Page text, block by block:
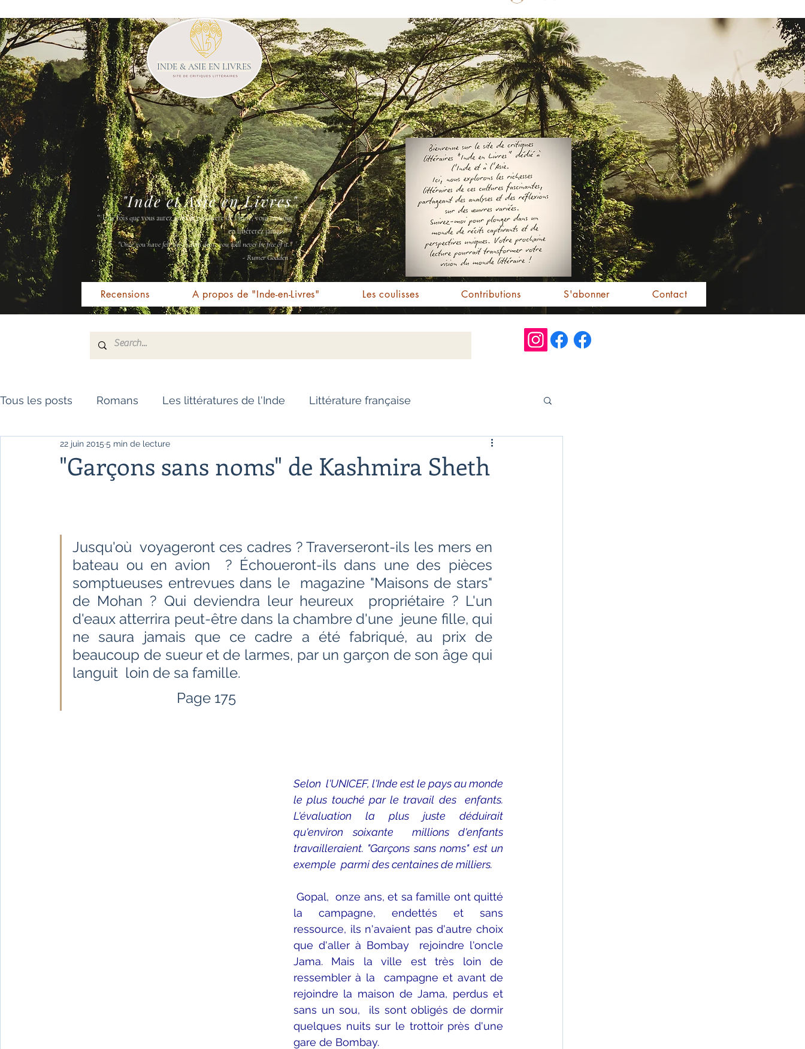
INDE & ASIE EN LIVRES
"Une fois que vous aurez senti la poussière de l'Inde, vous ne vous
en libérerez jamais " -
"Once you have felt the Indian dust, you will never be free of it."
- Rumer Godden -
"Inde et Asie en Livres"
Recensions A propos de "Inde-en-Livres" Les coulisses Contributions S'abonner Contact
Tous les posts Romans Les littératures de l'Inde Littérature française
Livres de référence Dictionnaire
Fêtes indiennes Spiritualité Ayurveda Bien-être Littérature hindi
Littérature tamoule Littérature bengali Littérature malayalam Littérature pendjabi
L'Inde vue par l'Occident Yoga Histoire de l'Inde par les livres
"Garçons sans noms" de Kashmira Sheth
22 juin 2015 5 min de lecture
Jusqu'où  voyageront ces cadres ? Traverseront-ils les mers en
bateau ou en avion  ? Échoueront-ils dans une des pièces
somptueuses entrevues dans le  magazine "Maisons de stars"
de Mohan ? Qui deviendra leur heureux  propriétaire ? L'un
d'eaux atterrira peut-être dans la chambre d'une  jeune fille, qui
ne saura jamais que ce cadre a été fabriqué, au prix de
beaucoup de sueur et de larmes, par un garçon de son âge qui
languit  loin de sa famille.
                             Page 175
Selon  l'UNICEF, l'Inde est le pays au monde
le plus touché par le travail des  enfants.
L'évaluation la plus juste déduirait
qu'environ soixante  millions d'enfants
travailleraient. "Garçons sans noms" est un
exemple  parmi des centaines de milliers.
Gopal,  onze ans, et sa famille ont quitté
la campagne, endettés et sans
ressource, ils n'avaient pas d'autre choix
que d'aller à Bombay  rejoindre l'oncle
Jama. Mais la ville est très loin de
ressembler à la  campagne et avant de
rejoindre la maison de Jama, perdus et
sans un sou,  ils sont obligés de dormir
quelques nuits sur le trottoir près d'une
gare de Bombay.